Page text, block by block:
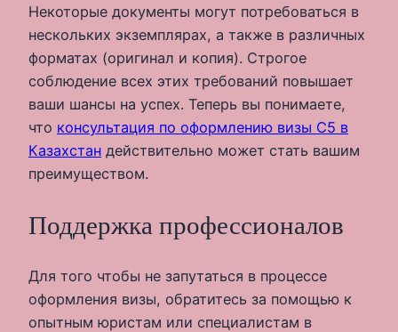
Некоторые документы могут потребоваться в
нескольких экземплярах, а также в различных
форматах (оригинал и копия). Строгое
соблюдение всех этих требований повышает
ваши шансы на успех. Теперь вы понимаете,
что консультация по оформлению визы C5 в
Казахстан действительно может стать вашим
преимуществом.
Поддержка профессионалов
Для того чтобы не запутаться в процессе
оформления визы, обратитесь за помощью к
опытным юристам или специалистам в